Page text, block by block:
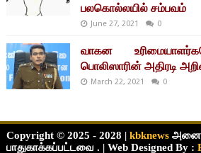
பலகொல்லயில் சம்பவம்
June 27, 2021 0
வாகன
பொலிஸாரின் அதிரடி
March 22, 2021 0
Copyright © 2025 - 2028 | kbknews
பாதுகாக்கப்பட்டவை . | Web Designed By :